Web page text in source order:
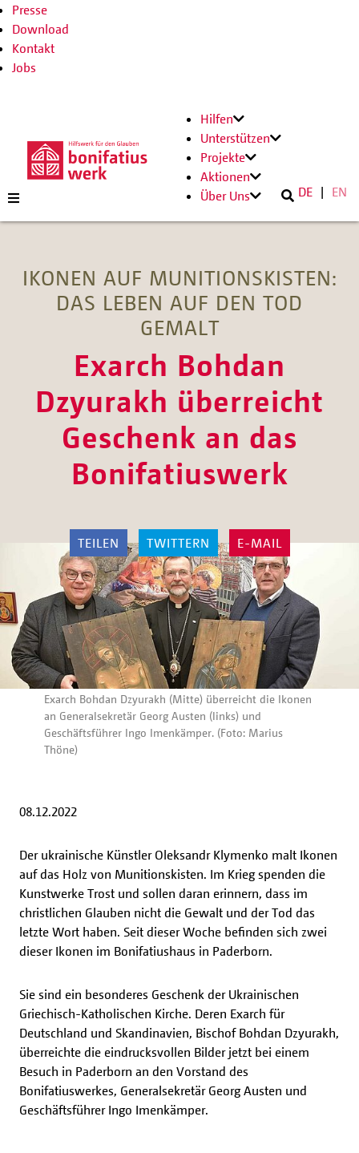
Presse
Download
Kontakt
Jobs
Hilfen
Unterstützen
Projekte
Aktionen
Über Uns
DE EN
IKONEN AUF MUNITIONSKISTEN:
DAS LEBEN AUF DEN TOD
GEMALT
Exarch Bohdan
Dzyurakh überreicht
Geschenk an das
Bonifatiuswerk
TEILEN TWITTERN E-MAIL
Exarch Bohdan Dzyurakh (Mitte) überreicht die Ikonen
an Generalsekretär Georg Austen (links) und
Geschäftsführer Ingo Imenkämper. (Foto: Marius
Thöne)
08.12.2022
Der ukrainische Künstler Oleksandr Klymenko malt Ikonen
auf das Holz von Munitionskisten. Im Krieg spenden die
Kunstwerke Trost und sollen daran erinnern, dass im
christlichen Glauben nicht die Gewalt und der Tod das
letzte Wort haben. Seit dieser Woche befinden sich zwei
dieser Ikonen im Bonifatiushaus in Paderborn.
Sie sind ein besonderes Geschenk der Ukrainischen
Griechisch-Katholischen Kirche. Deren Exarch für
Deutschland und Skandinavien, Bischof Bohdan Dzyurakh,
überreichte die eindrucksvollen Bilder jetzt bei einem
Besuch in Paderborn an den Vorstand des
Bonifatiuswerkes, Generalsekretär Georg Austen und
Geschäftsführer Ingo Imenkämper.